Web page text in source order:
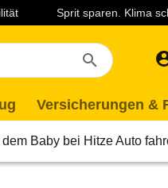
Sprit sparen. Klima
Versicherungen &
dem Baby bei Hitze Auto